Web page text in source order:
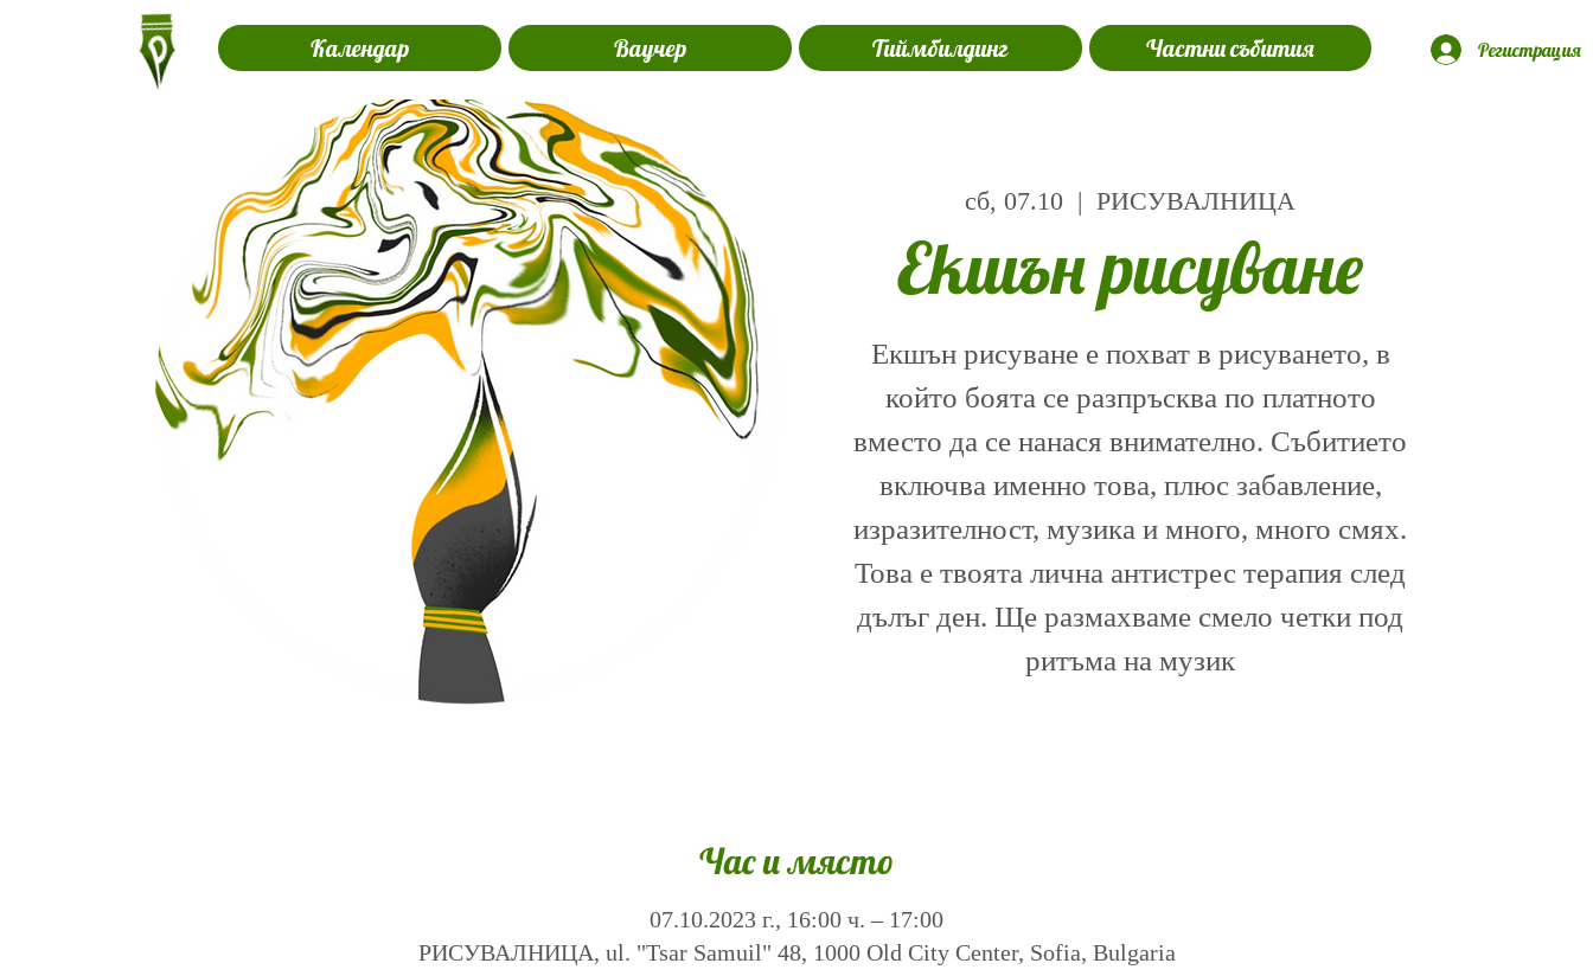
Календар Ваучер Тиймбилдинг Частни събития Регистрация
сб, 07.10
  |
РИСУВАЛНИЦА
Екшън рисуване
Екшън рисуване е похват в рисуването, в
който боята се разпръсква по платното
вместо да се нанася внимателно. Събитието
включва именно това, плюс забавление,
изразителност, музика и много, много смях.
Това е твоята лична антистрес терапия след
дълъг ден. Ще размахваме смело четки под
ритъма на музик
Час и място
07.10.2023 г., 16:00 ч. – 17:00
РИСУВАЛНИЦА, ul. "Tsar Samuil" 48, 1000 Old City Center, Sofia, Bulgaria